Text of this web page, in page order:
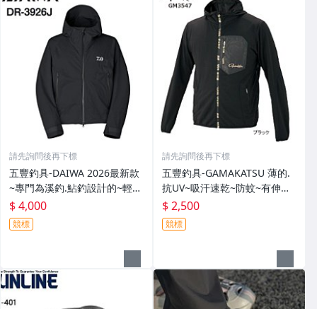
請先詢問後再下標
五豐釣具-DAIWA 2026最新款
~專門為溪釣.鮎釣設計的~輕
便.薄的短版防水雨衣DR-3926J
外套特價4000元
$ 4,000
競標
請先詢問後再下標
五豐釣具-GAMAKATSU 薄的.
抗UV~吸汗速乾~防蚊~有伸縮
彈性付帽防曬外套 GM-3547
特價2000元
$ 2,500
競標